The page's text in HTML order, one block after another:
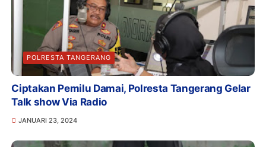
POLRESTA TANGERANG
Ciptakan Pemilu Damai, Polresta Tangerang Gelar
Talk show Via Radio
JANUARI 23, 2024